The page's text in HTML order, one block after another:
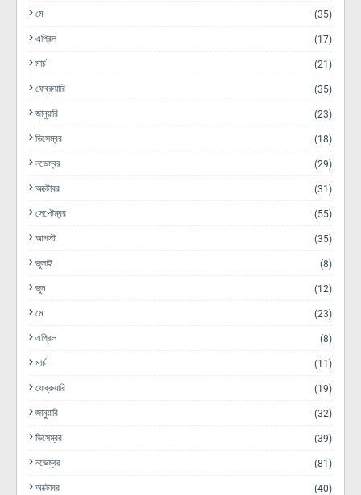
মে (35)
এপ্রিল (17)
মার্চ (21)
ফেব্রুয়ারি (35)
জানুয়ারি (23)
ডিসেম্বর (18)
নভেম্বর (29)
অক্টোবর (31)
সেপ্টেম্বর (55)
আগস্ট (35)
জুলাই (8)
জুন (12)
মে (23)
এপ্রিল (8)
মার্চ (11)
ফেব্রুয়ারি (19)
জানুয়ারি (32)
ডিসেম্বর (39)
নভেম্বর (81)
অক্টোবর (40)